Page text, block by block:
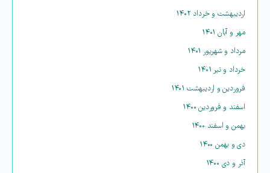
اردیبهشت و خرداد ۱۴۰۲
مهر و آبان ۱۴۰۱
مرداد و شهریور ۱۴۰۱
خرداد و تیر ۱۴۰۱
فروردین و اردیبهشت ۱۴۰۱
اسفند و فروردین ۱۴۰۰
بهمن و اسفند ۱۴۰۰
دی و بهمن ۱۴۰۰
آذر و دی ۱۴۰۰